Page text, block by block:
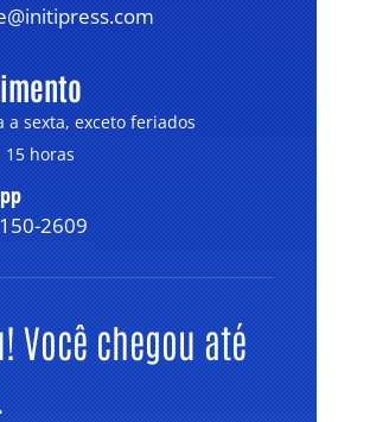
a sexta, exceto feriados
15 horas
2609
Você chegou até